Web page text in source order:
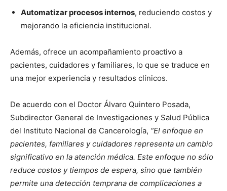
Automatizar procesos internos, reduciendo costos y
mejorando la eficiencia institucional.
Además, ofrece un acompañamiento proactivo a
pacientes, cuidadores y familiares, lo que se traduce en
una mejor experiencia y resultados clínicos.
De acuerdo con el Doctor Álvaro Quintero Posada,
Subdirector General de Investigaciones y Salud Pública
del Instituto Nacional de Cancerología, “El enfoque en
pacientes, familiares y cuidadores representa un cambio
significativo en la atención médica. Este enfoque no sólo
reduce costos y tiempos de espera, sino que también
permite una detección temprana de complicaciones a